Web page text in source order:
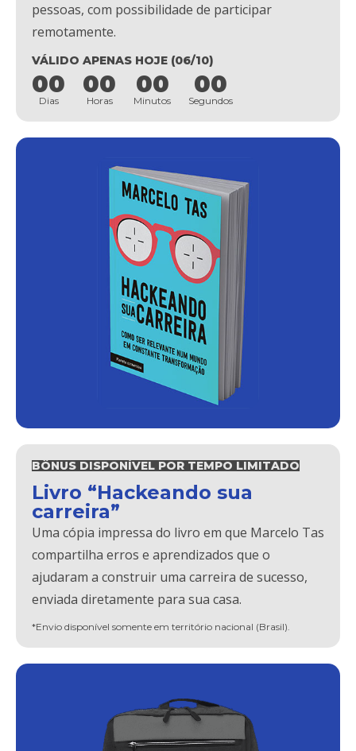
pessoas, com possibilidade de participar
remotamente.
VÁLIDO APENAS HOJE (06/10)
00
Dias
00
Horas
00
Minutos
00
Segundos
BÔNUS DISPONÍVEL POR TEMPO LIMITADO
Livro “Hackeando sua
carreira”
Uma cópia impressa do livro em que Marcelo Tas
compartilha erros e aprendizados que o
ajudaram a construir uma carreira de sucesso,
enviada diretamente para sua casa.
*Envio disponível somente em território nacional (Brasil).